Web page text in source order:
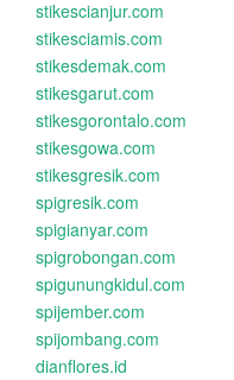
stikescianjur.com
stikesciamis.com
stikesdemak.com
stikesgarut.com
stikesgorontalo.com
stikesgowa.com
stikesgresik.com
spigresik.com
spigianyar.com
spigrobongan.com
spigunungkidul.com
spijember.com
spijombang.com
dianflores.id